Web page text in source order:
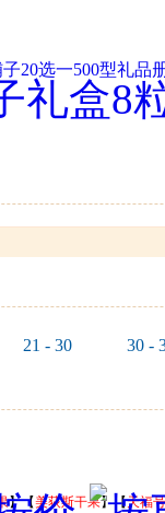
20选一500型礼品
礼盒8
21 - 30 30 -
】【美荻斯干果】【天福